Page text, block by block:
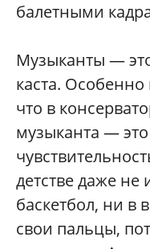
балетными
Музыканты —
каста.
что в
музыканта —
детстве даже не
баскетбол, ни в
свои пальцы,